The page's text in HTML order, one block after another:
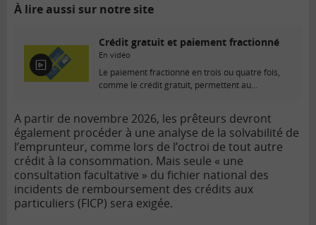
À lire aussi sur notre site
E
n
d
é
o
Crédit gratuit et paiement fractionné
En vidéo
Le paiement fractionné en trois ou quatre fois,
comme le crédit gratuit, permettent au
A partir de novembre 2026, les prêteurs devront
également procéder à une analyse de la solvabilité de
l’emprunteur, comme lors de l’octroi de tout autre
crédit à la consommation. Mais seule « une
consultation facultative » du fichier national des
incidents de remboursement des crédits aux
particuliers (FICP) sera exigée.